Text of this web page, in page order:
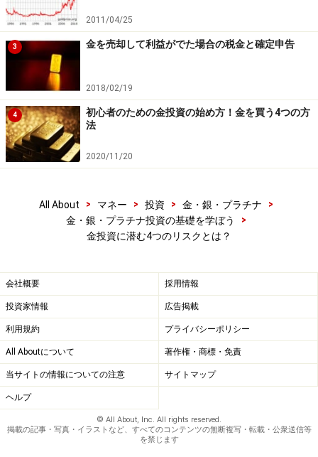
すので、金等の物が買われる傾向にはあります。
金（延べ棒）を購入するとなると、少量を購入すると手
数料がかさみますので、ある程度まとまった量の購入を
検討する人が多いかもしれません。しかし、金を自宅で
保管するとると盗難に備えておかなければなりません。
多少費用が発生しても、安全な保管方法を検討しておい
た方が良いでしょう。
金という現物があるので、金投資に安心感を感じる人も
多いかもしれません。しかし、これらのリスクが常に存
2011/04/25
3 金を売却して利益がでた場合の税金と確定申告
2018/02/19
4
初心者のための金投資の始め方！金を買う4つの方
法
2020/11/20
All About > マネー > 投資 > 金・銀・プラチナ
>
金・銀・プラチナ投資の基礎を学ぼう
>
金投資に潜む4つのリスクとは？
会社概要 採用情報
投資家情報 広告掲載
利用規約 プライバシーポリシー
All Aboutについて 著作権・商標・免責
当サイトの情報についての注意 サイトマップ
ヘルプ
© All About, Inc. All rights reserved.
掲載の記事・写真・イラストなど、すべてのコンテンツの無断複写・転載・公衆送信等
を禁じます